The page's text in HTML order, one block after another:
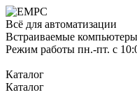
Всё для автоматизации
Встраиваемые
Режим работы пн.-пт. с
Каталог
Каталог